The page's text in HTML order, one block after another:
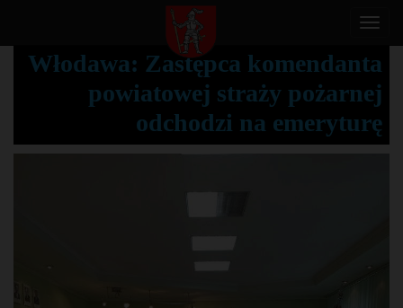
T
g
g
e
Włodawa: Zastępca komendanta
powiatowej straży pożarnej
odchodzi na emeryturę